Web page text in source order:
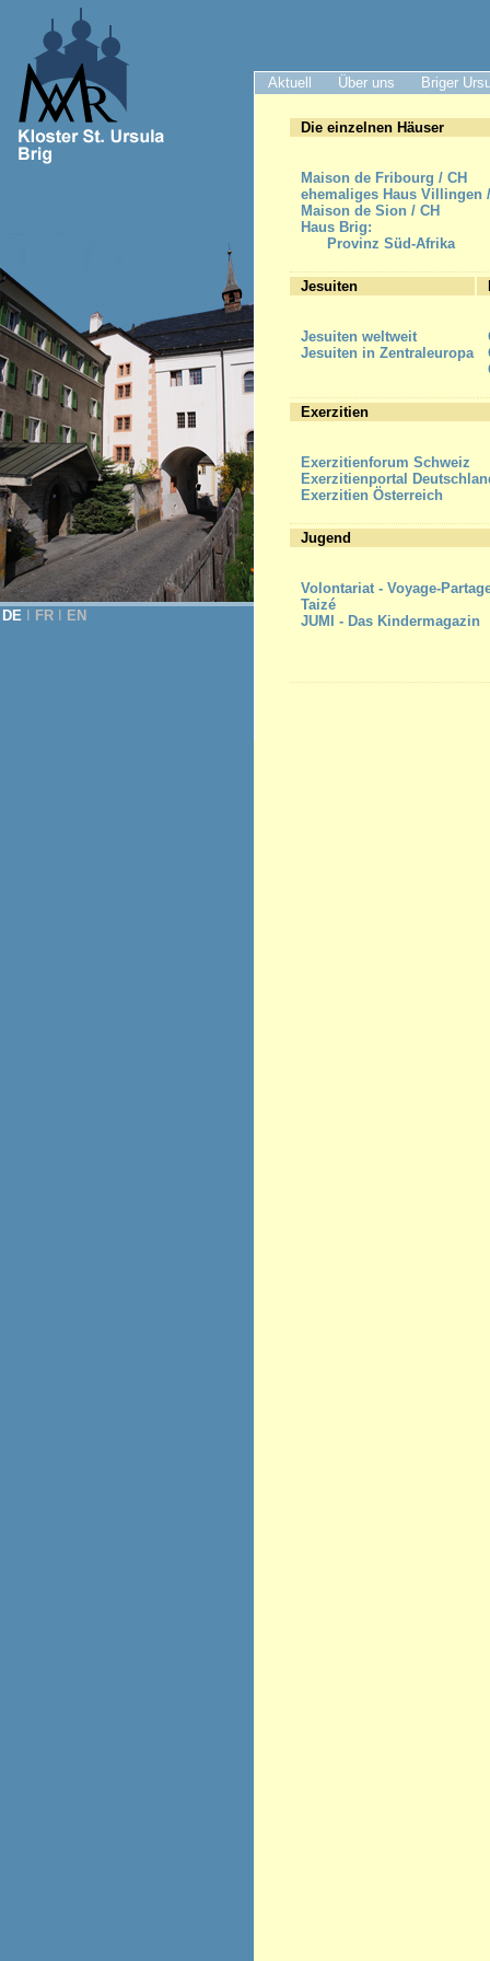
Aktuell Über uns Briger
DE FR EN
Die einzelnen Häuser
Maison de Fribourg / CH
ehemaliges Haus Villingen
Maison de Sion / CH
Haus Brig:
Provinz Süd-Afrika
Jesuiten
Jesuiten weltweit
Jesuiten in Zentraleuropa
Exerzitien
Exerzitienforum Schweiz
Exerzitienportal
Exerzitien Österreich
Jugend
Volontariat - Voyage-
Taizé
JUMI - Das Kindermagazin